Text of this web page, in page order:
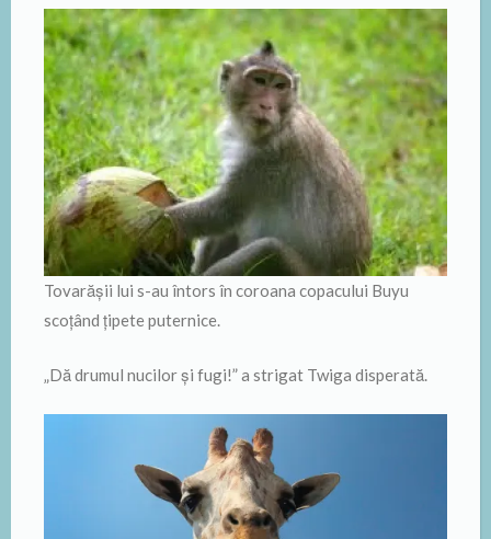
Tovarăşii lui s-au întors în coroana copacului Buyu
scoţând ţipete puternice.
„Dă drumul nucilor şi fugi!” a strigat Twiga disperată.